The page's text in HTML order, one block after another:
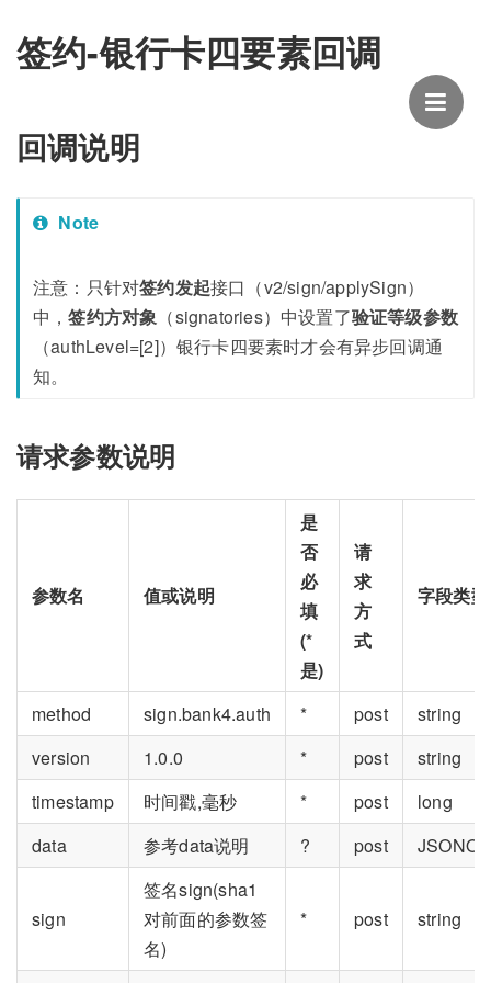
签约-银行卡四要素回调
回调说明
Note
注意：只针对签约发起接口（v2/sign/applySign）
中，签约方对象 （signatories）中设置了验证等级参数
（authLevel=[2]）银行卡四要素时才会有异步回调通
知。
请求参数说明
参数名 值或说明
是
否
必
填
(*
是)
请
求
方
式
字段类型
method sign.bank4.auth * post
string
version
1.0.0 * post
string
timestamp
时间戳,毫秒 * post
long
data
参考data说明 ? post
sign
签名sign(sha1
对前面的参数签
名)
* post string